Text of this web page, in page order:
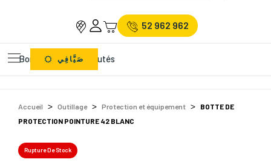
52 962 962
Bons Plans Nouveautés
صَيَّافِي
Accueil Outillage Protection et équipement
BOTTE DE
PROTECTION POINTURE 42 BLANC
Rupture De Stock